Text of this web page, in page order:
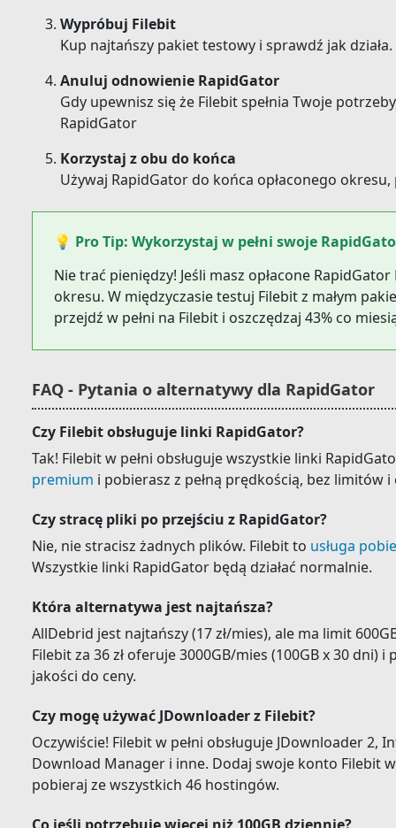
Wypróbuj Filebit
Kup najtańszy pakiet testowy i sprawdź jak
Anuluj odnowienie RapidGator
Gdy upewnisz się że Filebit spełnia Twoje
RapidGator
Korzystaj z obu do końca
Używaj RapidGator do końca opłaconego
💡 Pro Tip: Wykorzystaj w pełni swoje
Nie trać pieniędzy! Jeśli masz opłacone
okresu. W międzyczasie testuj Filebit z małym
przejdź w pełni na Filebit i oszczędzaj 43% co
FAQ - Pytania o alternatywy dla RapidGator
Czy Filebit obsługuje linki RapidGator?
Tak! Filebit w pełni obsługuje wszystkie linki
premium i pobierasz z pełną prędkością, bez limitów i
Czy stracę pliki po przejściu z RapidGator?
Nie, nie stracisz żadnych plików. Filebit to usługa
Wszystkie linki RapidGator będą działać normalnie.
Która alternatywa jest najtańsza?
AllDebrid jest najtańszy (17 zł/mies), ale ma limit
Filebit za 36 zł oferuje 3000GB/mies (100GB x 30 dni)
jakości do ceny.
Czy mogę używać JDownloader z Filebit?
Oczywiście! Filebit w pełni obsługuje JDownloader 2,
Download Manager i inne. Dodaj swoje konto Filebit
pobieraj ze wszystkich 46 hostingów.